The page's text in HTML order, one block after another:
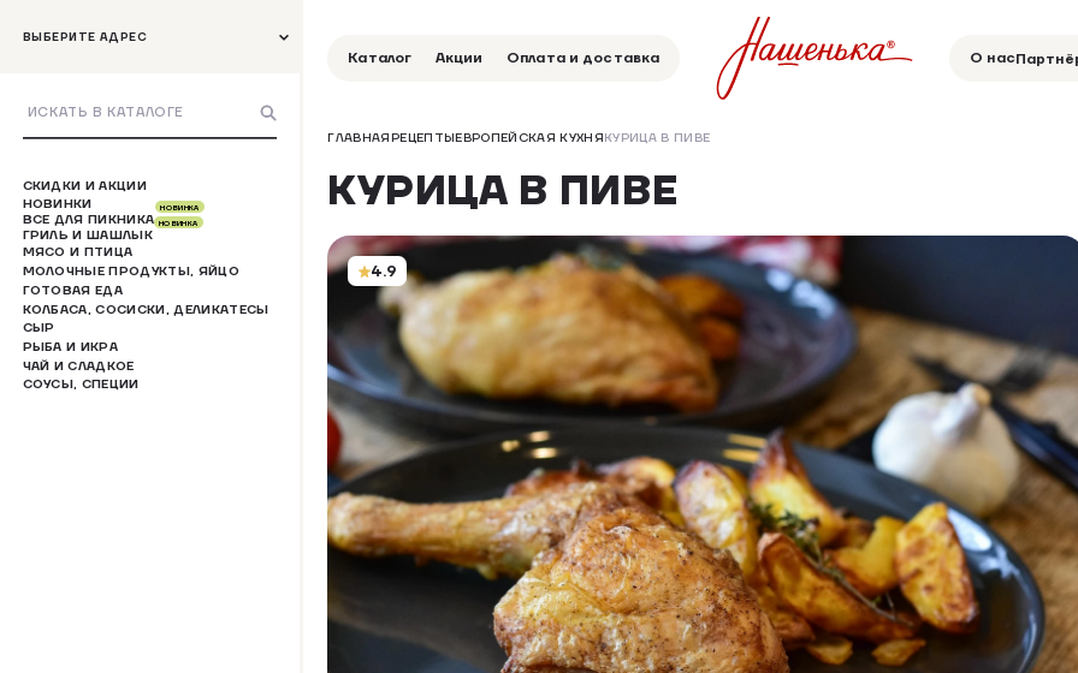
ВЫБЕРИТЕ АДРЕС
СКИДКИ И АКЦИИ
НОВИНКИ
ВСЕ ДЛЯ ПИКНИКА
НОВИНКА
ГРИЛЬ И ШАШЛЫК
НОВИНКА
МЯСО И ПТИЦА
МОЛОЧНЫЕ ПРОДУКТЫ, ЯЙЦО
ГОТОВАЯ ЕДА
КОЛБАСА, СОСИСКИ, ДЕЛИКАТЕСЫ
СЫР
РЫБА И ИКРА
ЧАЙ И СЛАДКОЕ
СОУСЫ, СПЕЦИИ
Каталог Акции Оплата и доставка О нас
ГЛАВНАЯРЕЦЕПТЫЕВРОПЕЙСКАЯ КУХНЯКУРИЦА В ПИВЕ
КУРИЦА В ПИВЕ
4.9